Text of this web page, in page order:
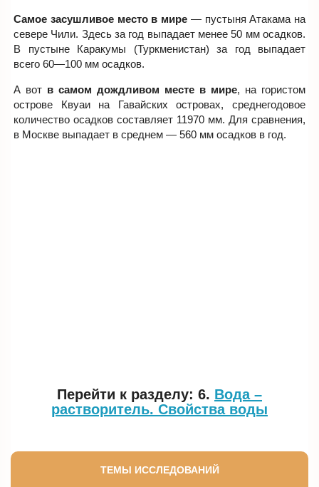
ТЕМЫ ИССЛЕДОВАНИЙ
Самое засушливое место в мире — пустыня Атакама на
севере Чили. Здесь за год выпадает менее 50 мм осадков.
В пустыне Каракумы (Туркменистан) за год выпадает
всего 60—100 мм осадков.
А вот в самом дождливом месте в мире, на гористом
острове Квуаи на Гавайских островах, среднегодовое
количество осадков составляет 11970 мм. Для сравнения,
в Москве выпадает в среднем — 560 мм осадков в год.
Перейти к разделу: 6. Вода –
растворитель. Свойства воды